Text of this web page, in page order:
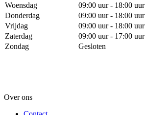
Woensdag
09:00 uur - 18:00 uur
Donderdag
09:00 uur - 18:00 uur
Vrijdag
09:00 uur - 18:00 uur
Zaterdag
09:00 uur - 17:00 uur
Zondag
Gesloten
Over ons